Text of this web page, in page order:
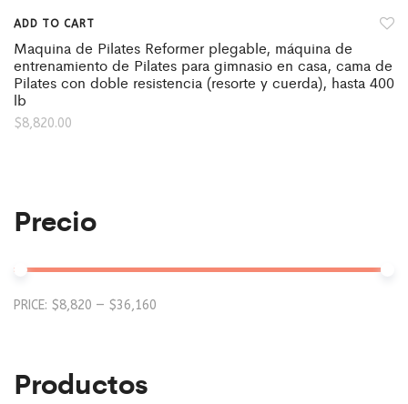
ADD TO CART
Maquina de Pilates Reformer plegable, máquina de
entrenamiento de Pilates para gimnasio en casa, cama de
Pilates con doble resistencia (resorte y cuerda), hasta 400
lb
$8,820.00
Precio
PRICE: $8,820 — $36,160
Productos